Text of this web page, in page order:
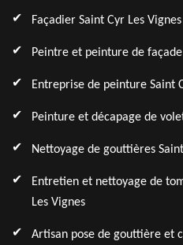
Façadier Saint Cyr Les Vignes
Peintre et peinture de
Entreprise de peinture Saint
Peinture et décapage de
Nettoyage de gouttières
Entretien et nettoyage de
Les Vignes
Artisan pose de gouttière et